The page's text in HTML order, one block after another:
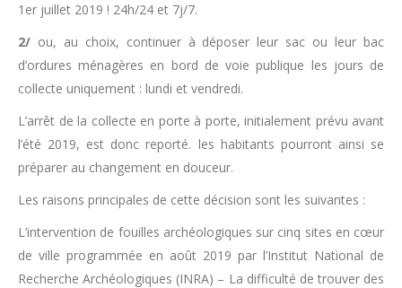
1er juillet 2019 ! 24h/24 et 7j/7.
2/ ou, au choix, continuer à déposer leur sac ou leur bac
d’ordures ménagères en bord de voie publique les jours de
collecte uniquement : lundi et vendredi.
L’arrêt de la collecte en porte à porte, initialement prévu avant
l’été 2019, est donc reporté. les habitants pourront ainsi se
préparer au changement en douceur.
Les raisons principales de cette décision sont les suivantes :
L’intervention de fouilles archéologiques sur cinq sites en cœur
de ville programmée en août 2019 par l’Institut National de
Recherche Archéologiques (INRA) – La difficulté de trouver des